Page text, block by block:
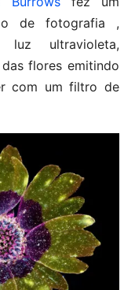
de fotografia ,
ultravioleta,
flores emitindo
com um filtro de